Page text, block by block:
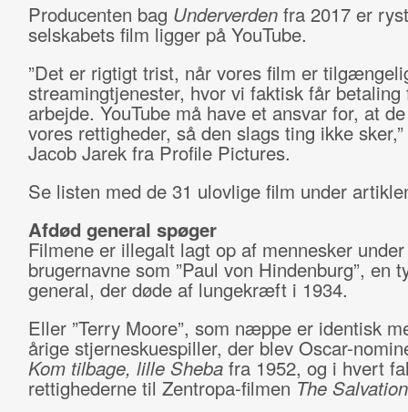
Producenten bag Underverden fra 2017 er
selskabets film ligger på YouTube.
”Det er rigtigt trist, når vores film er
streamingtjenester, hvor vi faktisk får betaling
arbejde. YouTube må have et ansvar for, at
vores rettigheder, så den slags ting ikke
Jacob Jarek fra Profile Pictures.
Se listen med de 31 ulovlige film under
Afdød general spøger
Filmene er illegalt lagt op af mennesker
brugernavne som ”Paul von Hindenburg”, en
general, der døde af lungekræft i 1934.
Eller ”Terry Moore”, som næppe er identisk
årige stjerneskuespiller, der blev Oscar-
Kom tilbage, lille Shebafra 1952, og i hvert
rettighederne til Zentropa-filmen The Salvation